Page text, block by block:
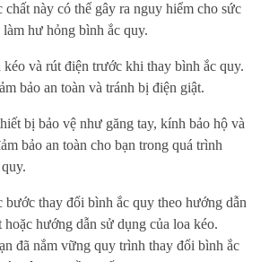
chất này có thể gây ra nguy hiểm cho sức
làm hư hỏng bình ắc quy.
kéo và rút điện trước khi thay bình ắc quy.
bảo an toàn và tránh bị điện giật.
bị bảo vệ như găng tay, kính bảo hộ và
bảo an toàn cho bạn trong quá trình
bước thay đổi bình ắc quy theo hướng dẫn
hoặc hướng dẫn sử dụng của loa kéo.
đã nắm vững quy trình thay đổi bình ắc